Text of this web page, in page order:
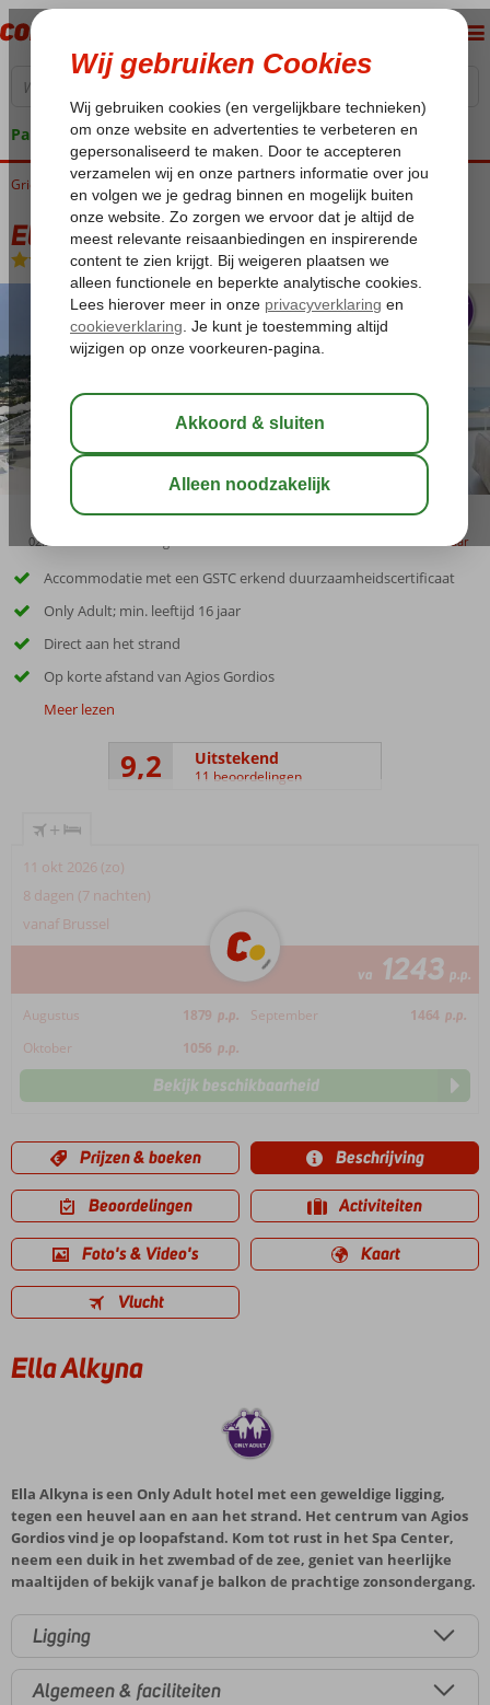
Pakketgarantie
Home
Griekenland Corfu Agios Gordios Ella Alkyna
Ella Alkyna
All Inclusive-Hotel
02:50 bewaar
Accommodatie met een GSTC erkend duurzaamheidscertificaat
Only Adult; min. leeftijd 16 jaar
Direct aan het strand
Op korte afstand van Agios Gordios
Meer lezen
9,2 Uitstekend
11 beoordelingen
+
11 okt 2026 (zo)
8 dagen (7 nachten)
vanaf Brussel
va 1243 p.p.
Augustus 1879 p.p. September 1464 p.p.
Oktober
1056 p.p.
Bekijk beschikbaarheid
Prijzen & boeken Beschrijving
Beoordelingen Activiteiten
Foto's & Video's Kaart
Vlucht
Ella Alkyna
Ella Alkyna is een Only Adult hotel met een geweldige ligging,
tegen een heuvel aan en aan het strand. Het centrum van Agios
Gordios vind je op loopafstand. Kom tot rust in het Spa Center,
neem een duik in het zwembad of de zee, geniet van heerlijke
maaltijden of bekijk vanaf je balkon de prachtige zonsondergang.
Ligging
Algemeen & faciliteiten